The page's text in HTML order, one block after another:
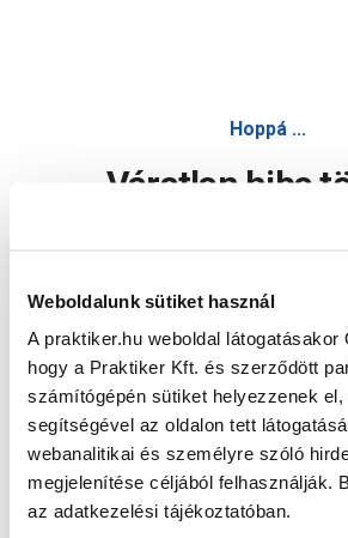
Weboldalunk sütiket használ
A praktiker.hu weboldal látogatásakor
hogy a Praktiker Kft. és szerződött
számítógépén sütiket helyezzenek el,
segítségével az oldalon tett
webanalitikai és személyre szóló
megjelenítése céljából felhasználják.
az adatkezelési tájékoztatóban.
Hoppá ...
Váratlan hiba
Oldal újratöltése